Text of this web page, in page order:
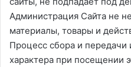
Администрация Сайта не
материалы, товары и
Процесс сбора и
характера при посещении